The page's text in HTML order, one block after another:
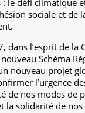
le défi climatique
sociale et de
dans l’esprit de la
Schéma
nouveau projet
l’urgence
de nos modes de
la solidarité de